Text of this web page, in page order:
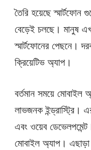
তৈরি হয়েছে স্মার্টফোন
বেড়েই চলছে। মানুষ
স্মার্টফোনের পেছনে।
ক্রিয়েটিভ অ্যাপ।
বর্তমান সময়ে মোবাইল
লাভজনক ইন্ড্রাস্ট্রি।
এবং ওয়েব
মোবাইল অ্যাপ।